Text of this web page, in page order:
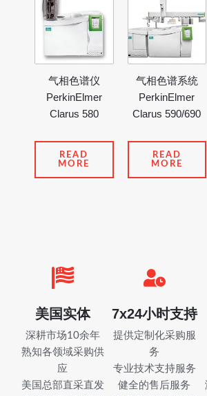
气相色谱仪
PerkinElmer
Clarus 580
READ
MORE
气相色谱系统
PerkinElmer
Clarus 590/690
READ
MORE
美国实体
深耕市场10余年
熟知各领域采购供
应
美国总部直采直发
7x24小时支持
提供定制化采购服
务
专业技术支持服务
健全的售后服务